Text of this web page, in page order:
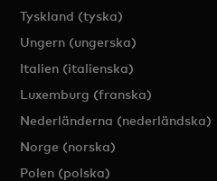
Tyskland (tyska)
Ungern (ungerska)
Italien (italienska)
Luxemburg (franska)
Nederländerna (nederländska)
Norge (norska)
Polen (polska)